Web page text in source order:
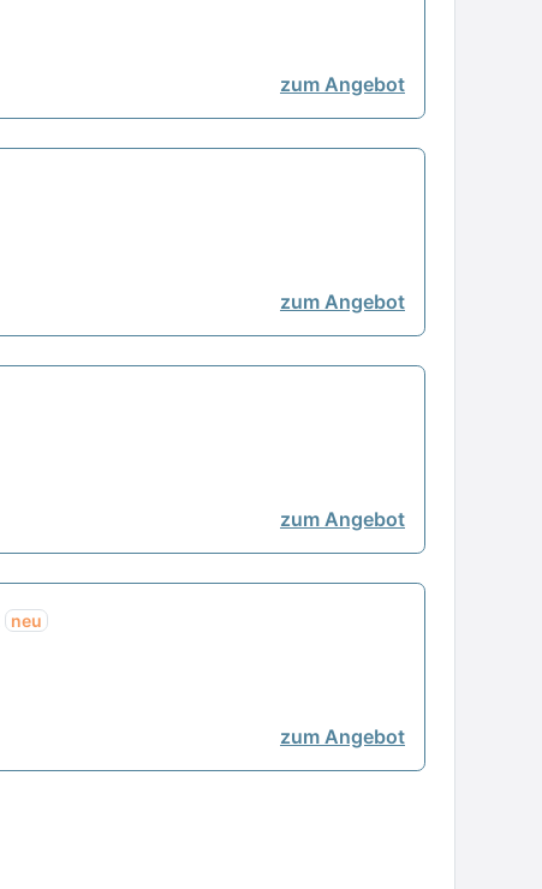
zum Angebot
zum Angebot
zum Angebot
neu
zum Angebot